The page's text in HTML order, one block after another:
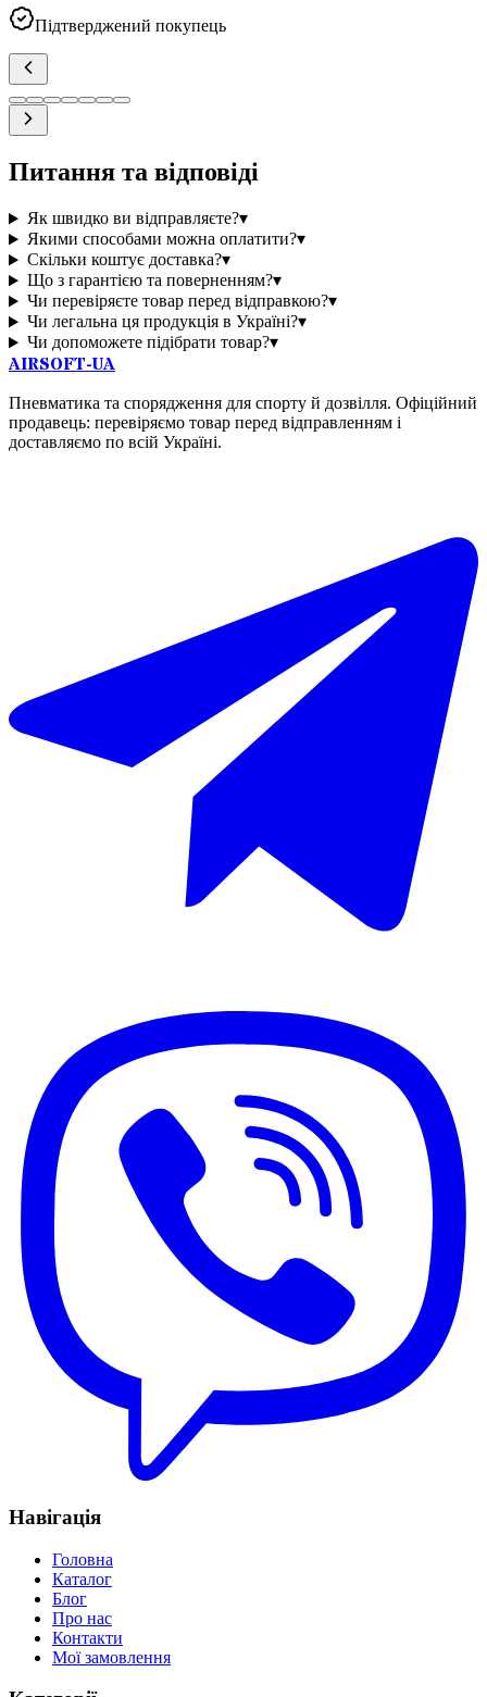
Підтверджений покупець
Питання та відповіді
Як швидко ви відправляєте?▾
Якими способами можна оплатити?▾
Скільки коштує доставка?▾
Що з гарантією та поверненням?▾
Чи перевіряєте товар перед відправкою?▾
Чи легальна ця продукція в Україні?▾
Чи допоможете підібрати товар?▾
AIRSOFT-UA
Пневматика та спорядження для спорту й дозвілля. Офіційний
продавець: перевіряємо товар перед відправленням і
доставляємо по всій Україні.
Навігація
Головна
Каталог
Блог
Про нас
Контакти
Мої замовлення